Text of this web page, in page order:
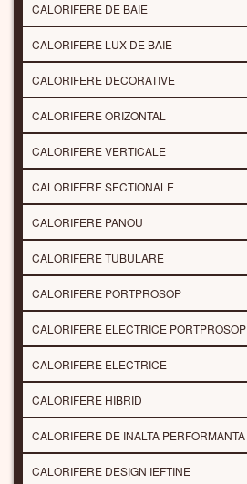
CALORIFERE DE BAIE
CALORIFERE LUX DE BAIE
CALORIFERE DECORATIVE
CALORIFERE ORIZONTAL
CALORIFERE VERTICALE
CALORIFERE SECTIONALE
CALORIFERE PANOU
CALORIFERE TUBULARE
CALORIFERE PORTPROSOP
CALORIFERE ELECTRICE PORTPROSOP
CALORIFERE ELECTRICE
CALORIFERE HIBRID
CALORIFERE DE INALTA PERFORMANTA
CALORIFERE DESIGN IEFTINE